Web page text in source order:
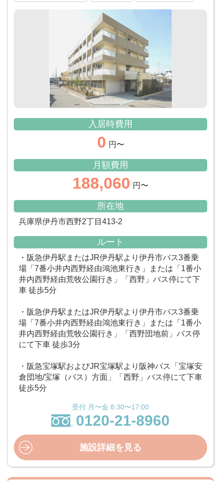
入居時費用
0 円〜
月額費用
188,060 円〜
所在地
兵庫県伊丹市西野2丁目413-2
ルート
・阪急伊丹駅またはJR伊丹駅より伊丹市バス3番乗
場「7番小井内西野経由鴻池東行き」または「1番小
井内西野経由荒牧公園行き」「西野」バス停にて下
車 徒歩5分
・阪急伊丹駅またはJR伊丹駅より伊丹市バス3番乗
場「7番小井内西野経由鴻池東行き」または「1番小
井内西野経由荒牧公園行き」「西野団地前」バス停
にて下車 徒歩3分
・阪急宝塚駅およびJR宝塚駅より阪神バス「宝塚安
倉団地/宝塚（バス）方面」「西野」バス停にて下車
徒歩5分
受付 月〜金 8:30〜17:00
0120-21-8960
施設詳細を見る